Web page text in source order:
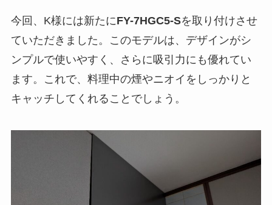
今回、K様には新たにFY-7HGC5-Sを取り付けさせ
ていただきました。このモデルは、デザインがシ
ンプルで使いやすく、さらに吸引力にも優れてい
ます。これで、料理中の煙やニオイをしっかりと
キャッチしてくれることでしょう。